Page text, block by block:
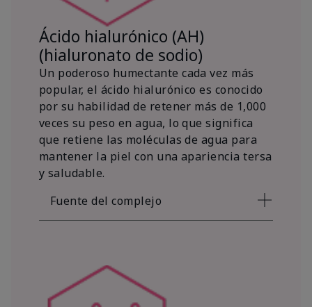
Ácido hialurónico (AH)
(hialuronato de sodio)
Un poderoso humectante cada vez más
popular, el ácido hialurónico es conocido
por su habilidad de retener más de 1,000
veces su peso en agua, lo que significa
que retiene las moléculas de agua para
mantener la piel con una apariencia tersa
y saludable.
Fuente del complejo